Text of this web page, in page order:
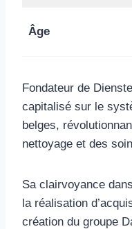
Âge
Fondateur de
capitalisé sur le
belges,
nettoyage et des
Sa clairvoyance
la réalisation
création du groupe